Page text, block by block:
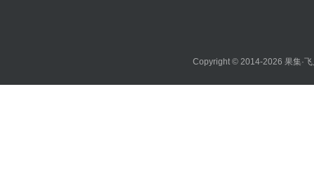
Copyright © 2014-2026 果集·